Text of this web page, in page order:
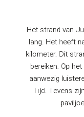
Het strand van
lang. Het heeft
kilometer. Dit
bereiken. Op
aanwezig
Tijd. Tevens